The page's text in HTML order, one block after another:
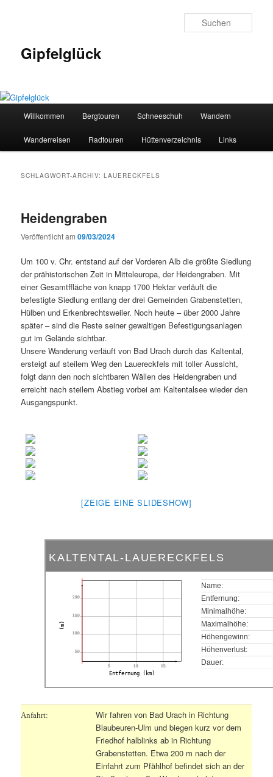
Gipfelglück
Willkommen Bergtouren Schneeschuh Wandern
Wanderreisen Radtouren Hüttenverzeichnis Links
SCHLAGWORT-ARCHIV:LAUERECKFELS
Heidengraben
Veröffentlicht am09/03/2024
Um 100 v. Chr. entstand auf der Vorderen Alb die größte Siedlung
der prähistorischen Zeit in Mitteleuropa, der Heidengraben. Mit
einer Gesamtffläche von knapp 1700 Hektar verläuft die
befestigte Siedlung entlang der drei Gemeinden Grabenstetten,
Hülben und Erkenbrechtsweiler. Noch heute – über 2000 Jahre
später – sind die Reste seiner gewaltigen Befestigungsanlagen
gut im Gelände sichtbar.
Unsere Wanderung verläuft von Bad Urach durch das Kaltental,
ersteigt auf steilem Weg den Lauereckfels mit toller Aussicht,
folgt dann den noch sichtbaren Wällen des Heidengraben und
erreicht nach steilem Abstieg vorbei am Kaltentalsee wieder den
Ausgangspunkt.
[ZEIGE EINE SLIDESHOW]
KALTENTAL-LAUERECKFELS
50
100
150
200
5 10 15
Entfernung (km)
(m)
Name:
Entfernung:
Minimalhöhe:
Maximalhöhe:
Höhengewinn:
Höhenverlust:
Dauer:
Anfahrt:
Wir fahren von Bad Urach in Richtung
Blaubeuren-Ulm und biegen kurz vor dem
Friedhof halblinks ab in Richtung
Grabenstetten. Etwa 200 m nach der
Einfahrt zum Pfählhof befindet sich an der